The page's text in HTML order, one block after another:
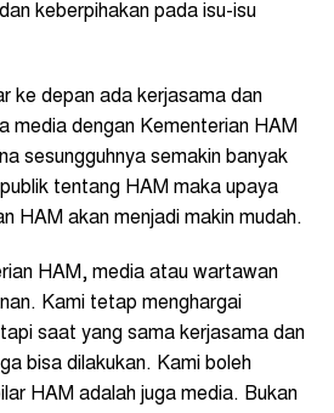
keberpihakan pada isu-isu
ke depan ada kerjasama dan
media dengan Kementerian HAM
sesungguhnya semakin banyak
tentang HAM maka upaya
HAM akan menjadi makin mudah.
HAM, media atau wartawan
Kami tetap menghargai
saat yang sama kerjasama dan
bisa dilakukan. Kami boleh
HAM adalah juga media. Bukan